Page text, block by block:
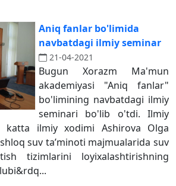
Aniq fanlar bo'limida
navbatdagi ilmiy seminar
21-04-2021
Bugun Xorazm Ma'mun
akademiyasi "Aniq fanlar"
bo'limining navbatdagi ilmiy
seminari bo'lib o'tdi. Ilmiy
katta ilmiy xodimi Ashirova Olga
suv ta’minoti majmualarida suv
tizimlarini loyixalashtirishning